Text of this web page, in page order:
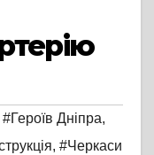
#Героїв Дніпра,
, #Черкаси